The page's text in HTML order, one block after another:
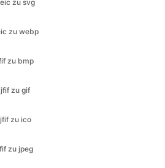
jfif zu bmp
jfif zu ico
jfif zu jpeg
jfif zu jpg
zu png